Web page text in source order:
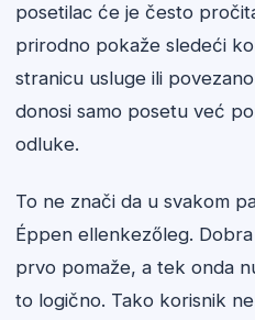
posetilac će je često
prirodno pokaže sledeći
stranicu usluge ili
donosi samo posetu već
odluke.
To ne znači da u svakom
Éppen ellenkezőleg.
prvo pomaže, a tek onda
to logično. Tako korisnik